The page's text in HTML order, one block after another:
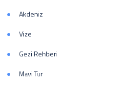
Akdeniz
Vize
Gezi Rehberi
Mavi Tur